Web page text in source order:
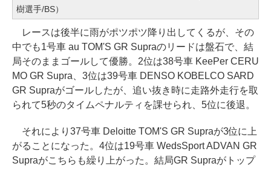
樹選手/BS）
レースは後半に雨がポツポツ降り出してくるが、その
中でも1号車 au TOM'S GR Supraのリードは盤石で、結
局そのままゴールして優勝。2位は38号車 KeePer CERU
MO GR Supra、3位は39号車 DENSO KOBELCO SARD
GR Supraがゴールしたが、追い抜き時に走路外走行を取
られて5秒のタイムペナルティを課せられ、5位に後退。
それにより37号車 Deloitte TOM'S GR Supraが3位に上
がることになった。4位は19号車 WedsSport ADVAN GR
Supraがこちらも繰り上がった。結局GR Supraがトップ